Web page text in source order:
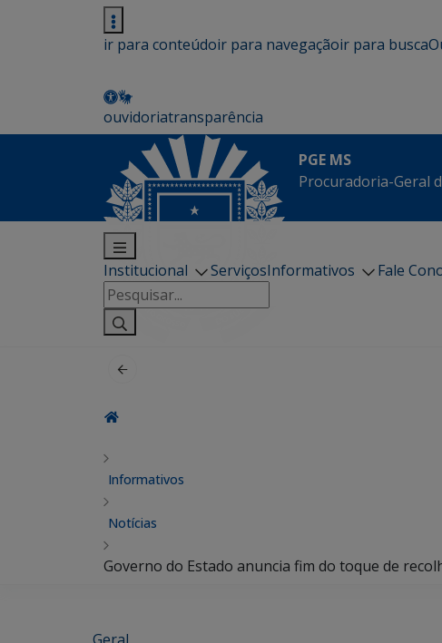
ir para conteúdoir para navegaçãoir para busca
ouvidoriatransparência
PGE MS
Procuradoria-Geral
Institucional ServiçosInformativos Fale
Pesquisar
por:
Informativos
Notícias
Governo do Estado anuncia fim do toque de